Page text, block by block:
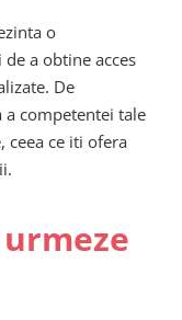
o
a obtine acces
De
a competentei tale
ce iti ofera